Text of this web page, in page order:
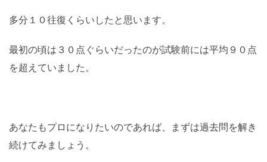
多分１０往復くらいしたと思います。
最初の頃は３０点ぐらいだったのが試験前には平均９０点
を超えていました。
あなたもプロになりたいのであれば、まずは過去問を解き
続けてみましょう。